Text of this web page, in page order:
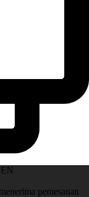
pemesanan